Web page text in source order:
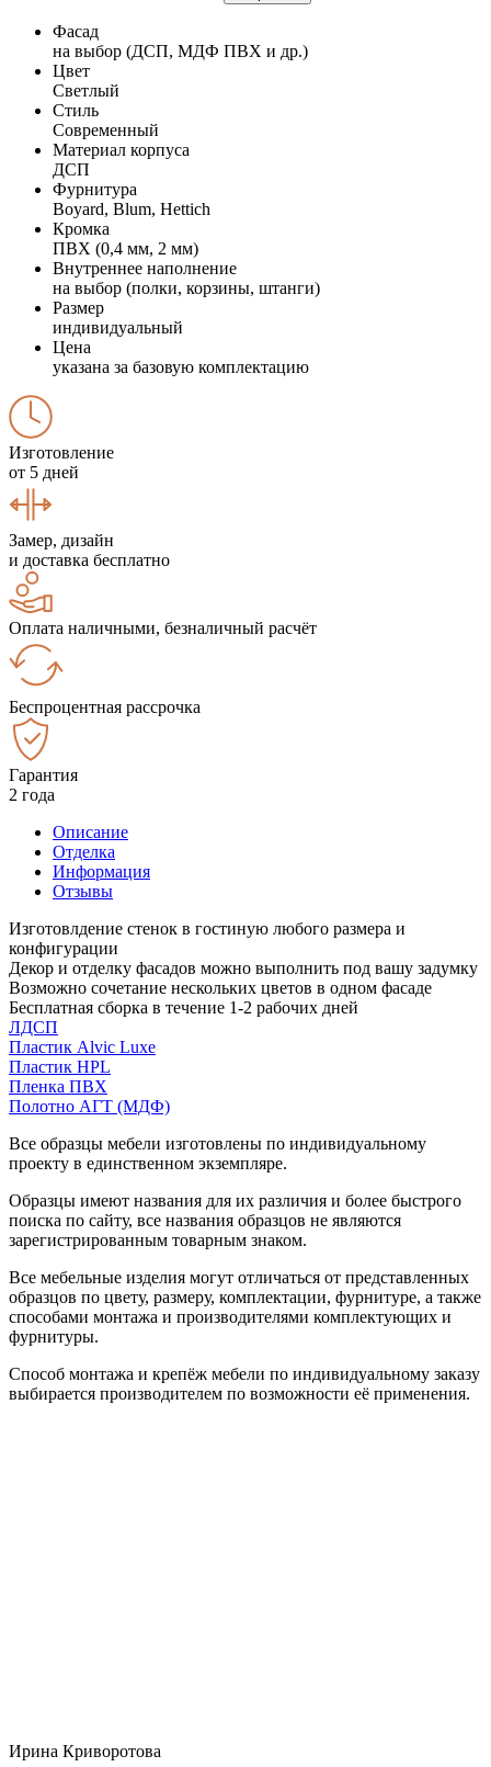
Фасад
на выбор (ДСП, МДФ ПВХ и др.)
Цвет
Светлый
Стиль
Современный
Материал корпуса
ДСП
Фурнитура
Boyard, Blum, Hettich
Кромка
ПВХ (0,4 мм, 2 мм)
Внутреннее наполнение
на выбор (полки, корзины, штанги)
Размер
индивидуальный
Цена
указана за базовую комплектацию
Изготовление
от 5 дней
Замер, дизайн
и доставка бесплатно
Оплата наличными, безналичный расчёт
Беспроцентная рассрочка
Гарантия
2 года
Описание
Отделка
Информация
Отзывы
Изготовлдение стенок в гостиную любого размера и
конфигурации
Декор и отделку фасадов можно выполнить под вашу задумку
Возможно сочетание нескольких цветов в одном фасаде
Бесплатная сборка в течение 1-2 рабочих дней
ЛДСП
Пластик Alvic Luxe
Пластик HPL
Пленка ПВХ
Полотно АГТ (МДФ)
Все образцы мебели изготовлены по индивидуальному
проекту в единственном экземпляре.
Образцы имеют названия для их различия и более быстрого
поиска по сайту, все названия образцов не являются
зарегистрированным товарным знаком.
Все мебельные изделия могут отличаться от представленных
образцов по цвету, размеру, комплектации, фурнитуре, а также
способами монтажа и производителями комплектующих и
фурнитуры.
Способ монтажа и крепёж мебели по индивидуальному заказу
выбирается производителем по возможности её применения.
Ирина Криворотова